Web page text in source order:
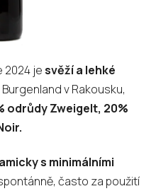
2024 jesvěží a lehké
v Rakousku,
odrůdy Zweigelt, 20%
s minimálními
často za použití